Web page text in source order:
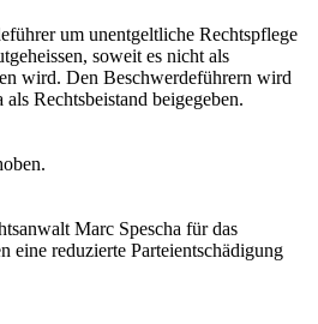
um unentgeltliche Rechtspflege
soweit es nicht als
wird. Den Beschwerdeführern wird
Rechtsbeistand beigegeben.
Marc Spescha für das
eine reduzierte Parteientschädigung